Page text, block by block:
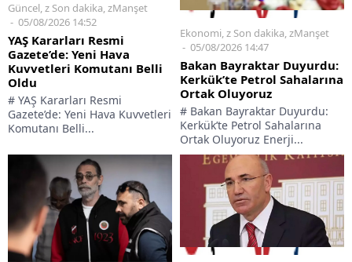
Güncel,z Son dakika,zManşet
05/08/2026 14:52
YAŞ Kararları Resmi
Gazete’de: Yeni Hava
Kuvvetleri Komutanı Belli
Oldu
# YAŞ Kararları Resmi
Gazete’de: Yeni Hava Kuvvetleri
Komutanı Belli...
Ekonomi,z Son dakika,zManşet
05/08/2026 14:47
Bakan Bayraktar Duyurdu:
Kerkük’te Petrol Sahalarına
Ortak Oluyoruz
# Bakan Bayraktar Duyurdu:
Kerkük’te Petrol Sahalarına
Ortak Oluyoruz Enerji...